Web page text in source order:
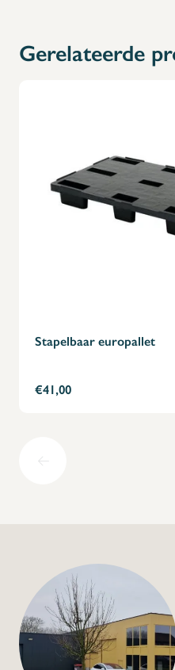
Gerelateerde
Stapelbaar europallet
€41,00